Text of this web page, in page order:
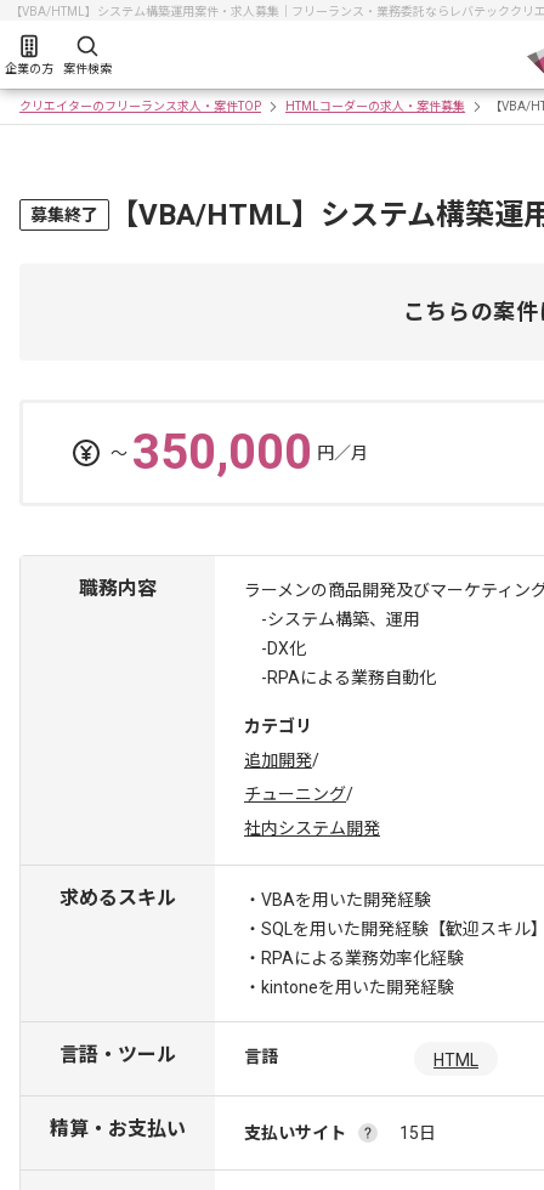
【VBA/HTML】システム構築運用案件・求人募集｜フリーランス・業務委託ならレバテッククリ
企業の方 案件検索
クリエイターのフリーランス求人・案件TOP HTMLコーダーの求人・案件募集 【VBA/
募集終了 【VBA/HTML】システム構築運
こちらの案
〜 350,000 円／月
職務内容
ラーメンの商品開発及びマーケティン
-システム構築、運用
-DX化
-RPAによる業務自動化
カテゴリ
追加開発/
チューニング/
社内システム開発
求めるスキル
・VBAを用いた開発経験
・SQLを用いた開発経験 【歓迎スキル
・RPAによる業務効率化経験
・kintoneを用いた開発経験
言語・ツール 言語 HTML
精算・お支払い 支払いサイト 15日